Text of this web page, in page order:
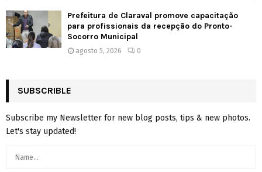
Prefeitura de Claraval promove capacitação
para profissionais da recepção do Pronto-
Socorro Municipal
agosto 5, 2026 0
SUBSCRIBLE
Subscribe my Newsletter for new blog posts, tips & new photos.
Let's stay updated!